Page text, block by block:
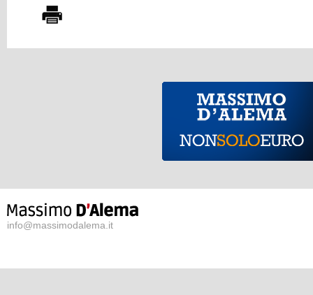
info@massimodalema.it